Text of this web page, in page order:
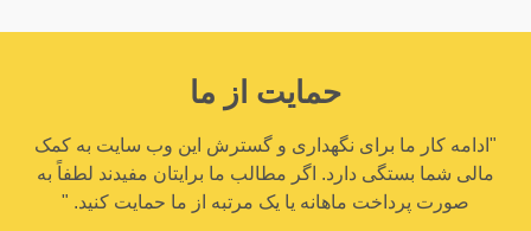
حمایت از ما
"ادامه کار ما برای نگهداری و گسترش این وب سایت به کمک
مالی شما بستگی دارد. اگر مطالب ما برایتان مفیدند لطفاً به
صورت پرداخت ماهانه یا یک مرتبه از ما حمایت کنید. "